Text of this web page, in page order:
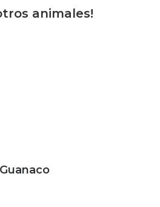
animales!
Guanaco